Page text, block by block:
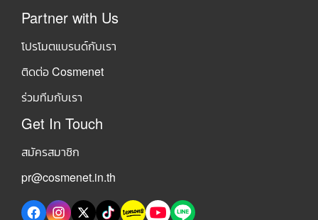
Partner with Us
โปรโมตแบรนด์กับเรา
ติดต่อ Cosmenet
ร่วมทีมกับเรา
Get In Touch
สมัครสมาชิก
pr@cosmenet.in.th